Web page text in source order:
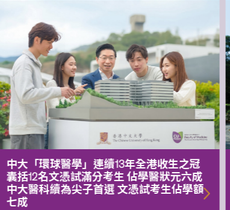
中大「環球醫學」連續13年全港收生之冠
囊括12名文憑試滿分考生 佔學醫狀元六成
中大醫科續為尖子首選 文憑試考生佔學額
七成